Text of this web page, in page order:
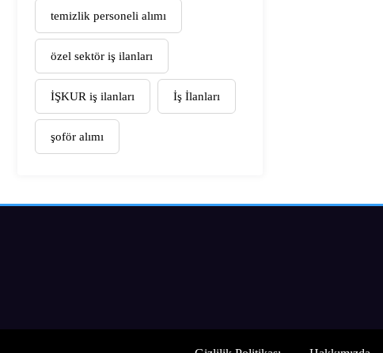
temizlik personeli alımı
özel sektör iş ilanları
İŞKUR iş ilanları İş İlanları
şoför alımı